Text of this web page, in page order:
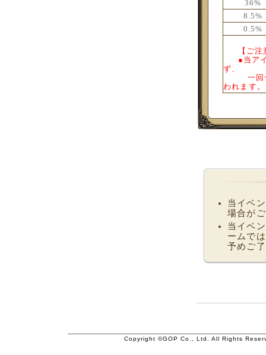
36%
8.5%
0.5%
【ご
●当ア
ず、
一
われます。
当イベ
場合が
当イベ
ームで
予めご
Copyright ©GOP Co., Ltd. All Rights